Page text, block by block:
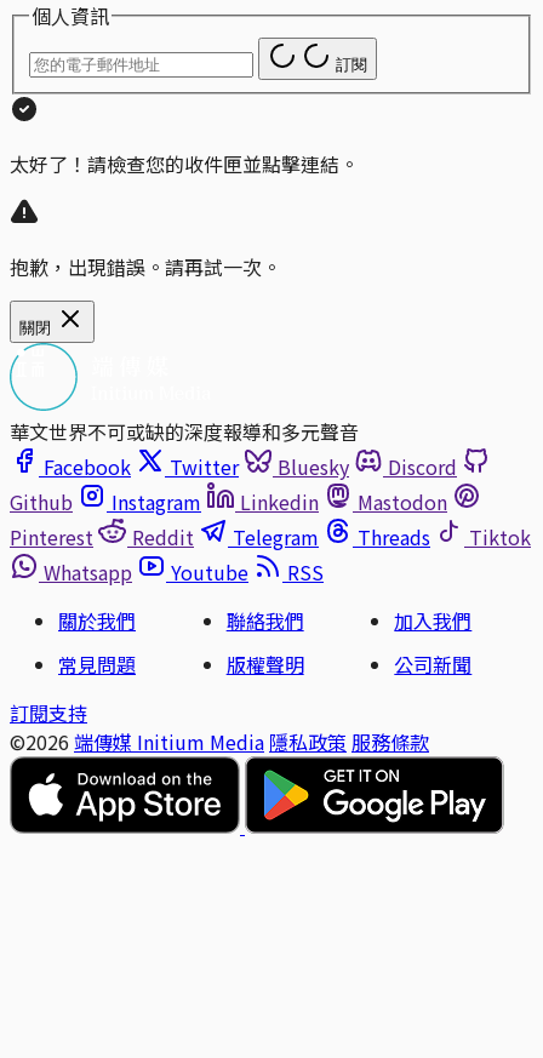
個人資訊
訂閱
太好了！請檢查您的收件匣並點擊連結。
抱歉，出現錯誤。請再試一次。
關閉
華文世界不可或缺的深度報導和多元聲音
Facebook
Twitter Bluesky
Discord
Github
Instagram Linkedin
Mastodon
Pinterest
Reddit Telegram Threads
Tiktok
Whatsapp
Youtube
RSS
關於我們
聯絡我們
加入我們
常見問題
版權聲明
公司新聞
訂閱支持
©2026 端傳媒 Initium Media 隱私政策 服務條款